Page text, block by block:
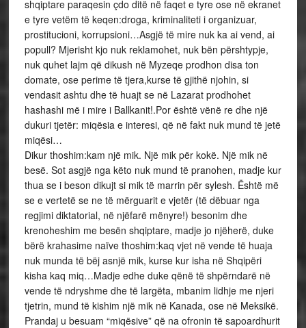
shqiptare paraqesin çdo ditë në faqet e tyre ose në ekranet
e tyre vetëm të keqen:droga, kriminaliteti i organizuar,
prostitucioni, korrupsioni…Asgjë të mire nuk ka ai vend, ai
popull? Mjerisht kjo nuk reklamohet, nuk bën përshtypje,
nuk quhet lajm që dikush në Myzeqe prodhon disa ton
domate, ose perime të tjera,kurse të gjithë njohin, si
vendasit ashtu dhe të huajt se në Lazarat prodhohet
hashashi më i mire i Ballkanit!.Por është vënë re dhe një
dukuri tjetër: miqësia e interesi, që në fakt nuk mund të jetë
miqësi…
Dikur thoshim:kam një mik. Një mik për kokë. Një mik në
besë. Sot asgjë nga këto nuk mund të pranohen, madje kur
thua se i beson dikujt si mik të marrin për sylesh. Është më
se e vertetë se ne të mërguarit e vjetër (të dëbuar nga
regjimi diktatorial, në njëfarë mënyre!) besonim dhe
krenoheshim me besën shqiptare, madje jo njëherë, duke
bërë krahasime naïve thoshim:kaq vjet në vende të huaja
nuk munda të bëj asnjë mik, kurse kur isha në Shqipëri
kisha kaq miq…Madje edhe duke qënë të shpërndarë në
vende të ndryshme dhe të largëta, mbanim lidhje me njeri
tjetrin, mund të kishim një mik në Kanada, ose në Meksikë.
Prandaj u besuam “miqësive” që na ofronin të sapoardhurit